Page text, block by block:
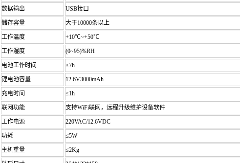
数据输出 USB接口
储存容量 大于10000条以上
工作温度 +10℃~+50℃
工作湿度 (0~95)%RH
电池工作时间 ≥7h
锂电池容量 12.6V3000mAh
充电时间 ≤1h
联网功能 支持WiFi联网，远程升级维护设备软件
工作电源 220VAC/12.6VDC
功耗 ≤5W
主机重量 ≤2Kg